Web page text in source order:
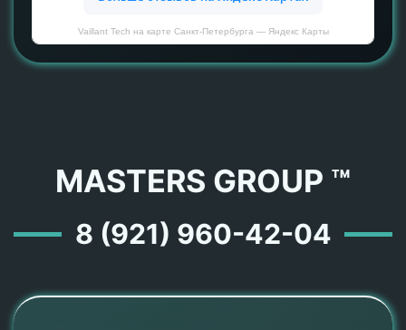
Vaillant Tech на карте Санкт‑Петербурга — Яндекс Карты
MASTERS GROUP ™
8 (921) 960-42-04